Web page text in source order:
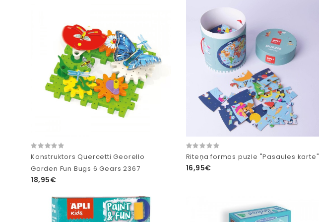
Konstruktors Quercetti Georello
Garden Fun Bugs 6 Gears 2367
18,95€
Riteņa formas puzle "Pasaules karte"
16,95€